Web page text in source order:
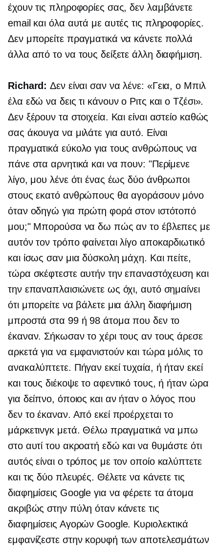
έχουν τις πληροφορίες σας, δεν λαμβάνετε
email και όλα αυτά με αυτές τις πληροφορίες.
Δεν μπορείτε πραγματικά να κάνετε πολλά
άλλα από το να τους δείξετε άλλη διαφήμιση.
Richard: Δεν είναι σαν να λένε: «Γεια, ο Μπιλ
έλα εδώ να δεις τι κάνουν ο Ριτς και ο Τζέσι».
Δεν ξέρουν τα στοιχεία. Και είναι αστείο καθώς
σας άκουγα να μιλάτε για αυτό. Είναι
πραγματικά εύκολο για τους ανθρώπους να
πάνε στα αρνητικά και να πουν: "Περίμενε
λίγο, μου λένε ότι ένας έως δύο άνθρωποι
στους εκατό ανθρώπους θα αγοράσουν μόνο
όταν οδηγώ για πρώτη φορά στον ιστότοπό
μου;" Μπορούσα να δω πώς αν το έβλεπες με
αυτόν τον τρόπο φαίνεται λίγο αποκαρδιωτικό
και ίσως σαν μια δύσκολη μάχη. Και πείτε,
τώρα σκέφτεστε αυτήν την επαναστόχευση και
την επαναπλαισιώνετε ως όχι, αυτό σημαίνει
ότι μπορείτε να βάλετε μια άλλη διαφήμιση
μπροστά στα 99 ή 98 άτομα που δεν το
έκαναν. Σήκωσαν το χέρι τους αν τους άρεσε
αρκετά για να εμφανιστούν και τώρα μόλις το
ανακαλύπτετε. Πήγαν εκεί τυχαία, ή ήταν εκεί
και τους διέκοψε το αφεντικό τους, ή ήταν ώρα
για δείπνο, όποιος και αν ήταν ο λόγος που
δεν το έκαναν. Από εκεί προέρχεται το
μάρκετινγκ μετά. Θέλω πραγματικά να μπω
στο αυτί του ακροατή εδώ και να θυμάστε ότι
αυτός είναι ο τρόπος με τον οποίο καλύπτετε
και τις δύο πλευρές. Θέλετε να κάνετε τις
διαφημίσεις Google για να φέρετε τα άτομα
ακριβώς στην πύλη όταν κάνετε τις
διαφημίσεις Αγορών Google. Κυριολεκτικά
εμφανίζεστε στην κορυφή των αποτελεσμάτων